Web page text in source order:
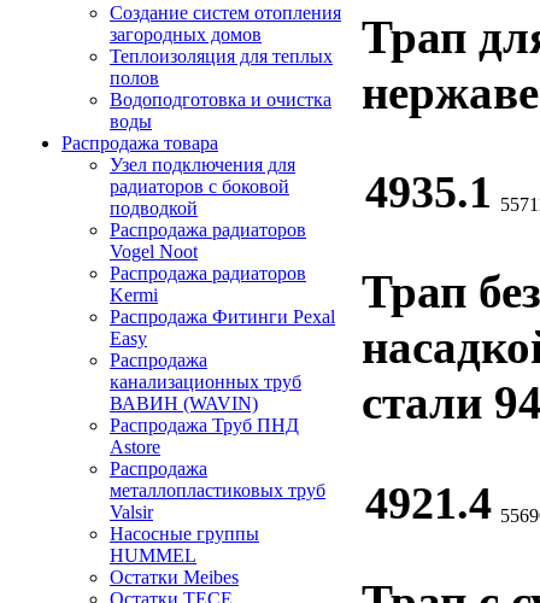
Создание систем отопления
загородных домов
Теплоизоляция для теплых
полов
Водоподготовка и очистка
воды
Распродажа товара
Узел подключения для
радиаторов с боковой
подводкой
Распродажа радиаторов
Vogel Noot
Распродажа радиаторов
Kermi
Распродажа Фитинги Pexal
Easy
Распродажа
канализационных труб
ВАВИН (WAVIN)
Распродажа Труб ПНД
Astore
Распродажа
металлопластиковых труб
Valsir
Насосные группы
HUMMEL
Остатки Meibes
Остатки ТЕСЕ
Трап
4935.1
Трап
стали
4921.4